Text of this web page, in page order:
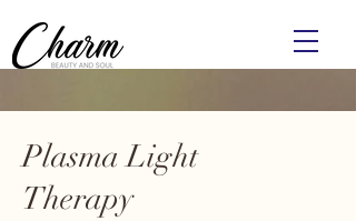
Plasma Light
Therapy